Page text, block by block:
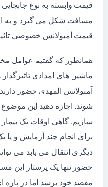
قیمت وابسته به نوع
مسافت شکل می گیرد و به
قیمت آمبولانس خصوصی
همانطور که گفتیم عوامل
ماشین های امدادی
آمبولانس المهدی حضور
شوند. اجازه دهید این
سازیم. گاهی اوقات یک
برای انجام چند آزمایش و
دیگری انتقال می یابد می
حضور تنها یک پرستار این
مقصد خود برسد اما در پاره